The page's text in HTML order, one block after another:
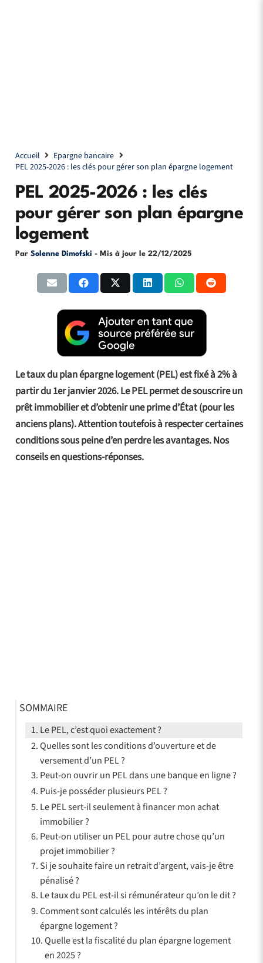
Accueil
Epargne bancaire
PEL 2025-2026 : les clés pour gérer son plan épargne logement
PEL 2025-2026 : les clés
pour gérer son plan épargne
logement
Par Solenne Dimofski - Mis à jour le 22/12/2025
Le taux du plan épargne logement (PEL) est fixé à 2% à
partir du 1er janvier 2026. Le PEL permet de souscrire un
prêt immobilier et d’obtenir une prime d’État (pour les
anciens plans). Attention toutefois à respecter certaines
conditions sous peine d’en perdre les avantages. Nos
conseils en questions-réponses.
SOMMAIRE
Le PEL, c’est quoi exactement ?
Quelles sont les conditions d’ouverture et de
versement d’un PEL ?
Peut-on ouvrir un PEL dans une banque en ligne ?
Puis-je posséder plusieurs PEL ?
Le PEL sert-il seulement à financer mon achat
immobilier ?
Peut-on utiliser un PEL pour autre chose qu’un
projet immobilier ?
Si je souhaite faire un retrait d’argent, vais-je être
pénalisé ?
Le taux du PEL est-il si rémunérateur qu’on le dit ?
Comment sont calculés les intérêts du plan
épargne logement ?
Quelle est la fiscalité du plan épargne logement
en 2025 ?